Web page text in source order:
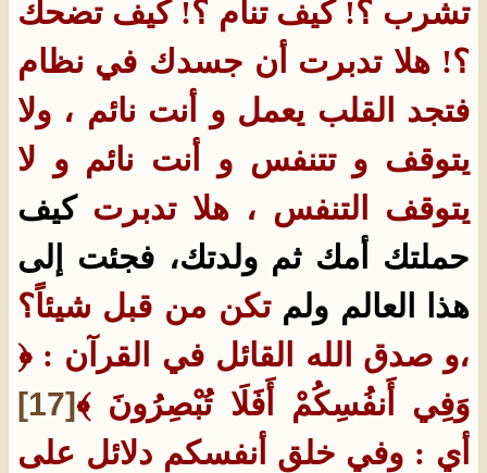
تشرب ؟! كيف تنام ؟! كيف تضحك
؟! هلا تدبرت أن جسدك في نظام
فتجد القلب يعمل و أنت نائم ، ولا
يتوقف و تتنفس و أنت نائم و لا
يتوقف التنفس ، هلا تدبرتكيف
حملتك أمك ثم ولدتك، فجئت إلى
هذا العالم ولم تكن من قبل شيئاً؟
،و صدق الله القائل في القرآن : ﴿
وَفِي أَنفُسِكُمْ أَفَلَا تُبْصِرُونَ ﴾[17]
أي : وفي خلق أنفسكم دلائل على